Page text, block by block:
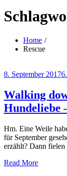
Home
Rescue
Posted
8. September 2017
Walking
Hundeliebe
Hm. Eine Weile
für September
erzählt? Dann
Read More